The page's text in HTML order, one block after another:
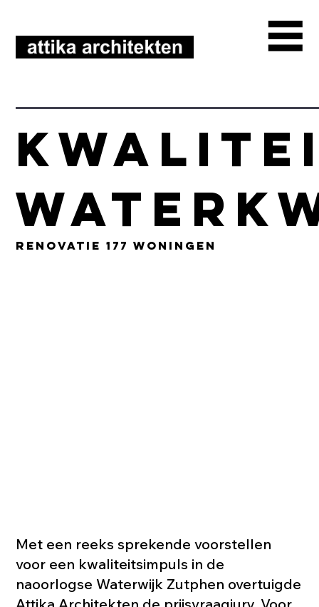
renovatie 177 woningen
Met een reeks sprekende voorstellen
voor een kwaliteitsimpuls in de
naoorlogse Waterwijk Zutphen overtuigde